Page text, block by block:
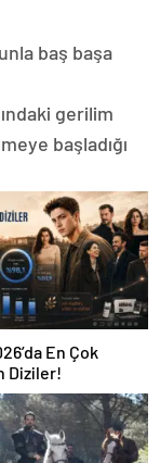
baş başa
gerilim
başladığı
En Çok
Diziler!